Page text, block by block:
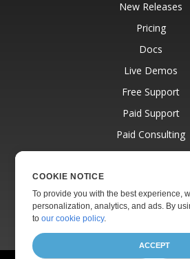
New Releases
Pricing
Docs
Live Demos
Free Support
Paid Support
Paid Consulting
Blog
About
COOKIE NOTICE
To provide you with the best experience,
personalization, analytics, and ads. By
toour cookie policy.
ACCEPT